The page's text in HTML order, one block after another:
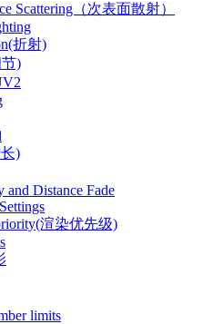
Scattering（次表面散射）
折射)
)
)
and Distance Fade
渲染优先级)
limits